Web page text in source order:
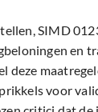
SIMD
en
deze
voor